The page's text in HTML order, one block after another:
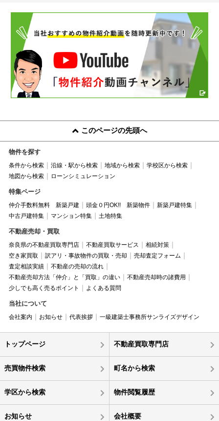
このページの先頭へ
物件を探す
条件から検索 沿線・駅から検索 地域から検索
学校区から検索
地図から検索
ローンシミュレーション
特集ページ
仲介手数料無料 新築戸建 頭金０円OK!! 新築物件
新築戸建特集
中古戸建特集
マンション特集 土地特集
不動産売却・買取
奈良県の不動産買取専門店 不動産買取サービス
相続対策
空き家買取
訳アリ・事故物件の買取・売却
売却査定フォーム
査定相談実績
不動産の売却の流れ
不動産売却方法「仲介」と「買取」の違い
不動産売却時の諸費用
少しでも高く売るポイント
よくある質問
当社について
会社案内 お知らせ 代表挨拶 一級建築士事務所サンライズデザイン
トップページ 不動産買取専門店
売買物件検索 町名から検索
学区から検索 物件閲覧履歴
お知らせ 会社概要